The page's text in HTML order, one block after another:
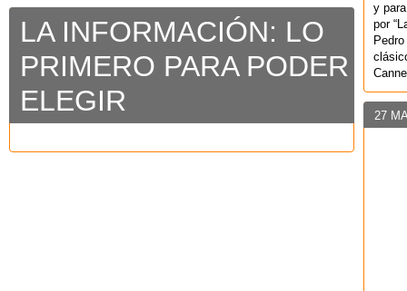
LA INFORMACIÓN: LO
PRIMERO PARA PODER
ELEGIR
y
por
27